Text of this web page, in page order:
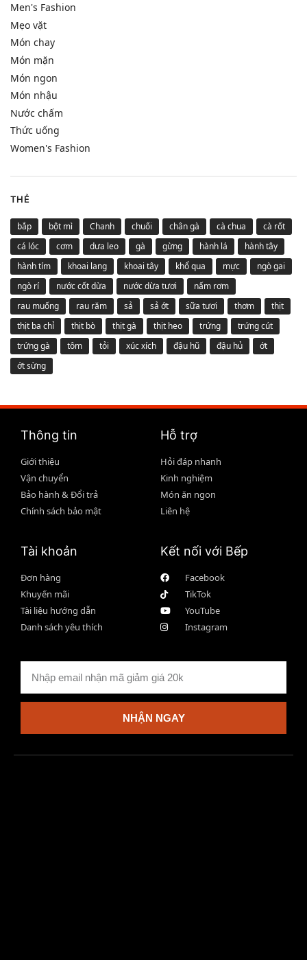
Men's Fashion
Mẹo vặt
Món chay
Món mặn
Món ngon
Món nhậu
Nước chấm
Thức uống
Women's Fashion
THẺ
bắp bột mì Chanh chuối chân gà cà chua
cà rốt
cá lóc
cơm dưa leo gà gừng hành lá
hành tây
hành tím
khoai lang khoai tây khổ qua mực
ngò gai
ngò rí
nước cốt dừa nước dừa tươi
nấm rơm
rau muống
rau răm sả sả ớt sữa tươi thơm
thịt
thịt ba chỉ
thịt bò thịt gà thịt heo trứng
trứng cút
trứng gà
tôm tỏi xúc xích đậu hũ đậu hủ
ớt
ớt sừng
Thông tin
Giới thiệu
Vận chuyển
Bảo hành & Đổi trả
Chính sách bảo mật
Hỗ trợ
Hỏi đáp nhanh
Kinh nghiệm
Món ăn ngon
Liên hệ
Tài khoản
Đơn hàng
Khuyến mãi
Tài liệu hướng dẫn
Danh sách yêu thích
Kết nối với Bếp
Facebook
TikTok
YouTube
Instagram
NHẬN NGAY